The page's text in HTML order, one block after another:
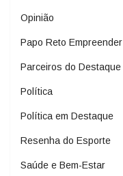
Opinião
Papo Reto Empreender
Parceiros do Destaque
Política
Política em Destaque
Resenha do Esporte
Saúde e Bem-Estar